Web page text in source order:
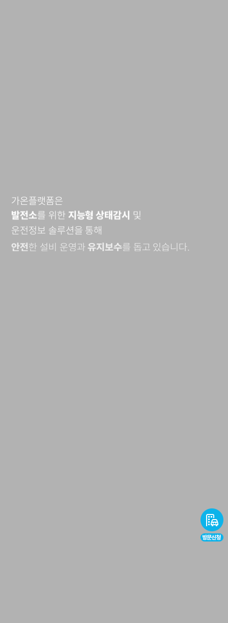
가온플랫폼은
발전소를 위한 지능형 상태감시 및
운전정보 솔루션을 통해
안전한 설비 운영과 유지보수를 돕고 있습니다.